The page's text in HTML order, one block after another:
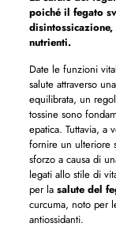
poiché il fegato
nutrienti.
Date le funzioni
salute attraverso
equilibrata, un
tossine sono
epatica. Tuttavia, a
fornire un ulteriore
sforzo a causa di
legati allo stile di
per la salute del
curcuma, noto per
antiossidanti.